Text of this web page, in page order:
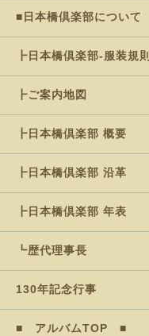
■日本橋倶楽部について
┣日本橋倶楽部-服装規則
┣ご案内地図
┣日本橋倶楽部 概要
┣日本橋倶楽部 沿革
┣日本橋倶楽部 年表
┗歴代理事長
130年記念行事
■ アルバムTOP ■